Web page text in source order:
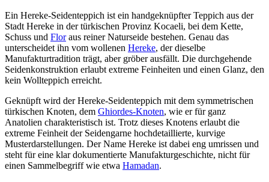
Ein Hereke-Seidenteppich ist ein handgeknüpfter Teppich aus der
Stadt Hereke in der türkischen Provinz Kocaeli, bei dem Kette,
Schuss und Floraus reiner Naturseide bestehen. Genau das
unterscheidet ihn vom wollenen Hereke, der dieselbe
Manufakturtradition trägt, aber gröber ausfällt. Die durchgehende
Seidenkonstruktion erlaubt extreme Feinheiten und einen Glanz, den
kein Wollteppich erreicht.
Geknüpft wird der Hereke-Seidenteppich mit dem symmetrischen
türkischen Knoten, dem Ghiordes-Knoten, wie er für ganz
Anatolien charakteristisch ist. Trotz dieses Knotens erlaubt die
extreme Feinheit der Seidengarne hochdetaillierte, kurvige
Musterdarstellungen. Der Name Hereke ist dabei eng umrissen und
steht für eine klar dokumentierte Manufakturgeschichte, nicht für
einen Sammelbegriff wie etwa Hamadan.